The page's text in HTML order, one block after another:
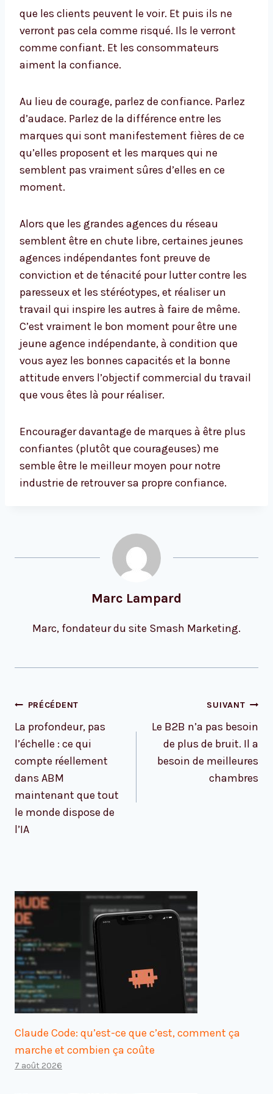
que les clients peuvent le voir. Et puis ils ne
verront pas cela comme risqué. Ils le verront
comme confiant. Et les consommateurs
aiment la confiance.
Au lieu de courage, parlez de confiance. Parlez
d’audace. Parlez de la différence entre les
marques qui sont manifestement fières de ce
qu’elles proposent et les marques qui ne
semblent pas vraiment sûres d’elles en ce
moment.
Alors que les grandes agences du réseau
semblent être en chute libre, certaines jeunes
agences indépendantes font preuve de
conviction et de ténacité pour lutter contre les
paresseux et les stéréotypes, et réaliser un
travail qui inspire les autres à faire de même.
C’est vraiment le bon moment pour être une
jeune agence indépendante, à condition que
vous ayez les bonnes capacités et la bonne
attitude envers l’objectif commercial du travail
que vous êtes là pour réaliser.
Encourager davantage de marques à être plus
confiantes (plutôt que courageuses) me
semble être le meilleur moyen pour notre
industrie de retrouver sa propre confiance.
Marc Lampard
Marc, fondateur du site Smash Marketing.
Navigation
l’article
PRÉCÉDENT
La profondeur, pas
l’échelle : ce qui
compte réellement
dans ABM
maintenant que tout
le monde dispose de
l’IA
SUIVANT
Le B2B n’a pas besoin
de plus de bruit. Il a
besoin de meilleures
chambres
Claude Code: qu’est-ce que c’est, comment ça
marche et combien ça coûte
7 août 2026